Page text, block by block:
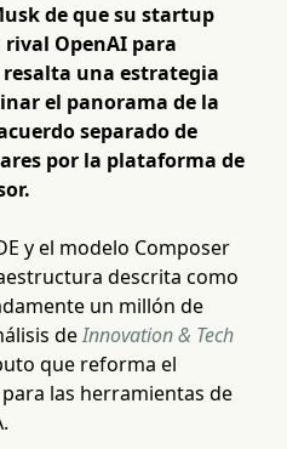
de que su startup
OpenAI para
una estrategia
el panorama de la
separado de
por la plataforma de
y el modelo Composer
descrita como
un millón de
deInnovation & Tech
que reforma el
las herramientas de